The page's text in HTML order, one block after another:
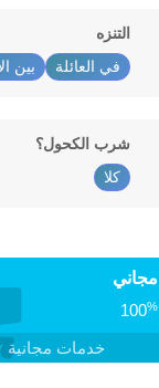
التنزه
في العائلة بين
شرب الكحول؟
كلا
مجاني
100%
خدمات مجانية